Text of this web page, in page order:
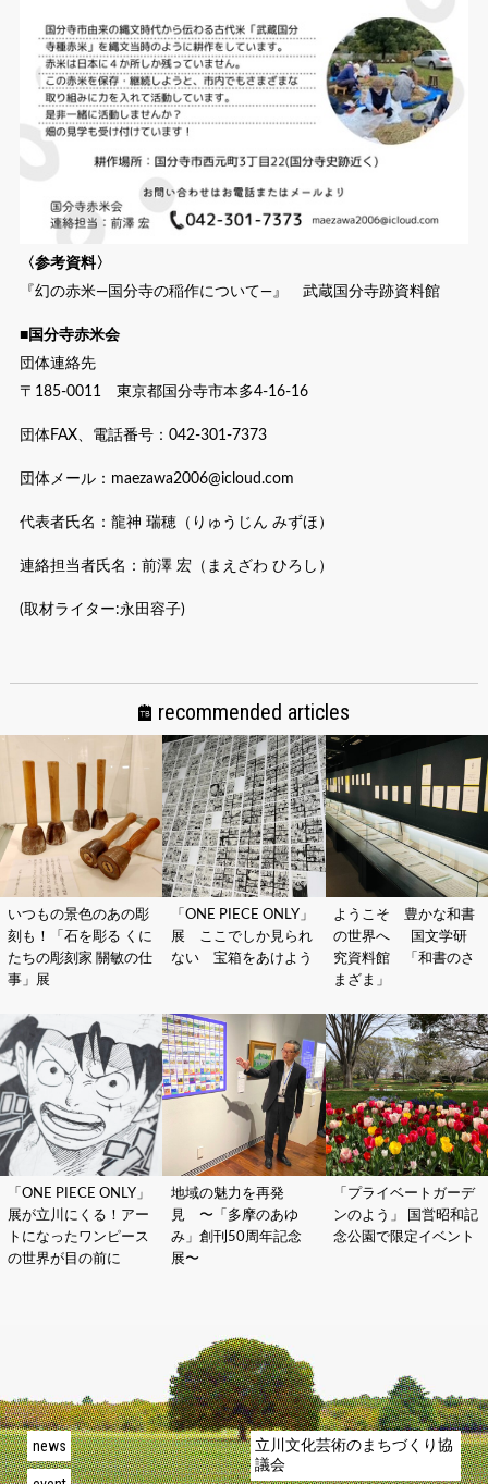
〈参考資料〉
『幻の赤米―国分寺の稲作について―』 武蔵国分寺跡資料館
■国分寺赤米会
団体連絡先
〒185-0011 東京都国分寺市本多4-16-16
団体FAX、電話番号：042-301-7373
団体メール：maezawa2006@icloud.com
代表者氏名：龍神 瑞穂（りゅうじん みずほ）
連絡担当者氏名：前澤 宏（まえざわ ひろし）
(取材ライター:永田容子)
recommended articles
いつもの景色のあの彫
刻も！「石を彫る くに
たちの彫刻家 關敏の仕
事」展
「ONE PIECE ONLY」
展 ここでしか見られ
ない 宝箱をあけよう
ようこそ 豊かな和書
の世界へ 国文学研
究資料館 「和書のさ
まざま」
「ONE PIECE ONLY」
展が立川にくる！アー
トになったワンピース
の世界が目の前に
地域の魅力を再発
見 〜「多摩のあゆ
み」創刊50周年記念
展〜
「プライベートガーデ
ンのよう」 国営昭和記
念公園で限定イベント
news
立川文化芸術のまちづくり協
議会